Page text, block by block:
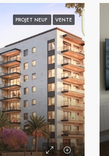
PROJET NEUF VENTE